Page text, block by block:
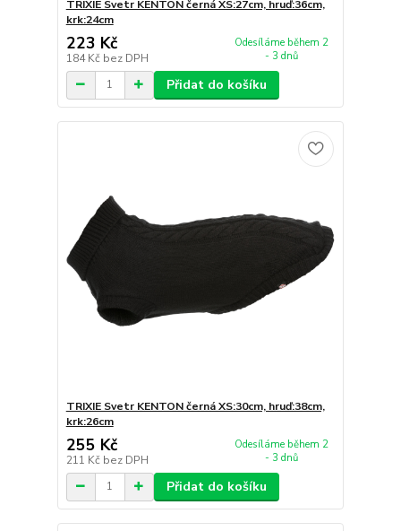
TRIXIE Svetr KENTON černá XS:27cm, hruď:36cm,
krk:24cm
223 Kč
184 Kč bez DPH
Odesíláme během 2
- 3 dnů
Přidat do košíku
TRIXIE Svetr KENTON černá XS:30cm, hruď:38cm,
krk:26cm
255 Kč
211 Kč bez DPH
Odesíláme během 2
- 3 dnů
Přidat do košíku